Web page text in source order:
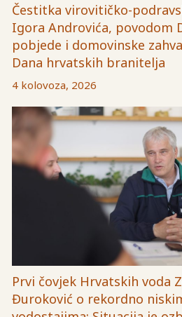
Čestitka virovitičko-
Igora Androvića, povodom
pobjede i domovinske
Dana hrvatskih branitelja
4 kolovoza, 2026
Prvi čovjek Hrvatskih voda
Đuroković o rekordno